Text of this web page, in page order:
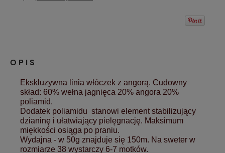
OPIS
Ekskluzywna linia włóczek z angorą. Cudowny
skład: 60% wełna jagnięca 20% angora 20%
poliamid.
Dodatek poliamidu  stanowi element stabilizujący
dzianinę i ułatwiający pielęgnację. Maksimum
miękkości osiąga po praniu.
Wydajna - w 50g znajduje się 150m. Na sweter w
rozmiarze 38 wystarczy 6-7 motków.